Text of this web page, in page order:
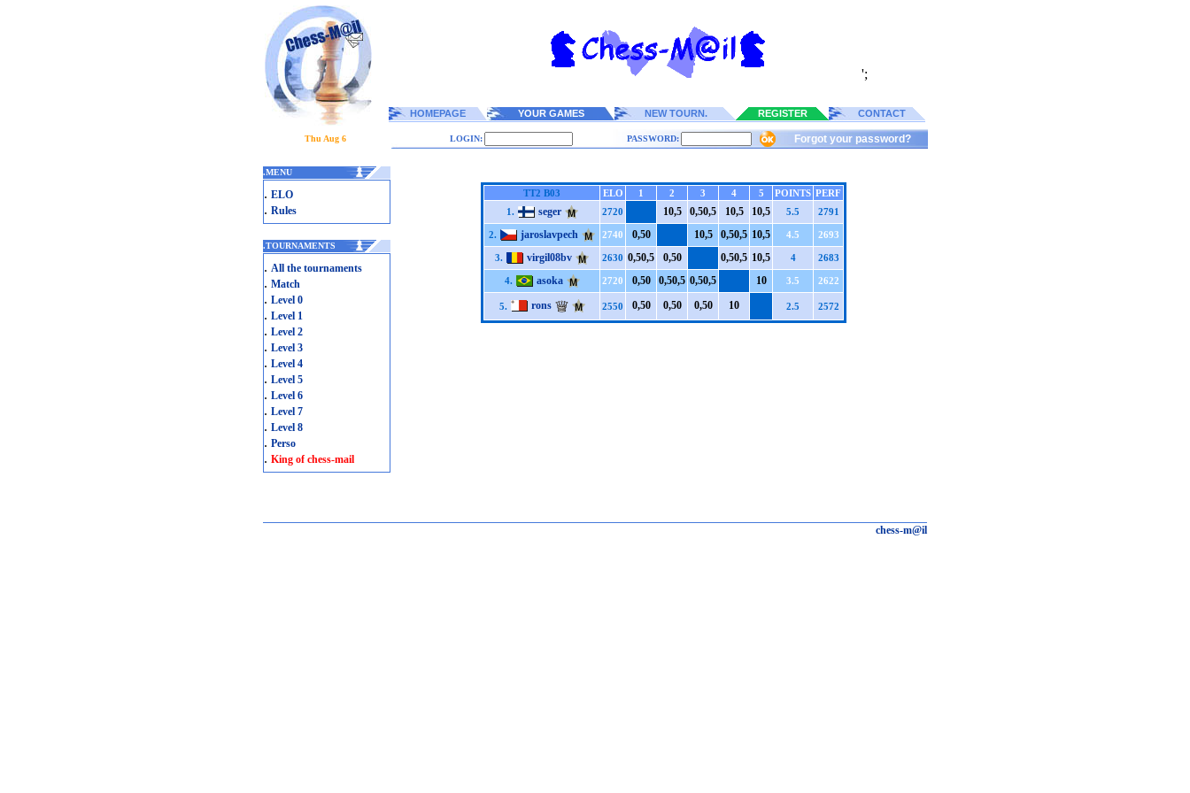
';
HOMEPAGE YOUR GAMES NEW TOURN. REGISTER CONTACT
Thu Aug 6 LOGIN: PASSWORD: Forgot your password?
.MENU
. ELO
. Rules
.TOURNAMENTS
. All the tournaments
. Match
. Level 0
. Level 1
. Level 2
. Level 3
. Level 4
. Level 5
. Level 6
. Level 7
. Level 8
. Perso
. King of chess-mail
TT2 B03 ELO 1 2 3 4 5 POINTS PERF
1.
seger 2720 10,5 0,50,5 10,5 10,5 5.5 2791
2. jaroslavpech 2740 0,50 10,5 0,50,5 10,5 4.5 2693
3. virgil08bv 2630 0,50,5 0,50 0,50,5 10,5 4 2683
4. asoka 2720 0,50 0,50,5 0,50,5 10 3.5 2622
5. rons 2550 0,50 0,50 0,50 10 2.5 2572
chess-m@il